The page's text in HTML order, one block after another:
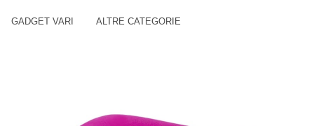
GADGET VARI ALTRE CATEGORIE